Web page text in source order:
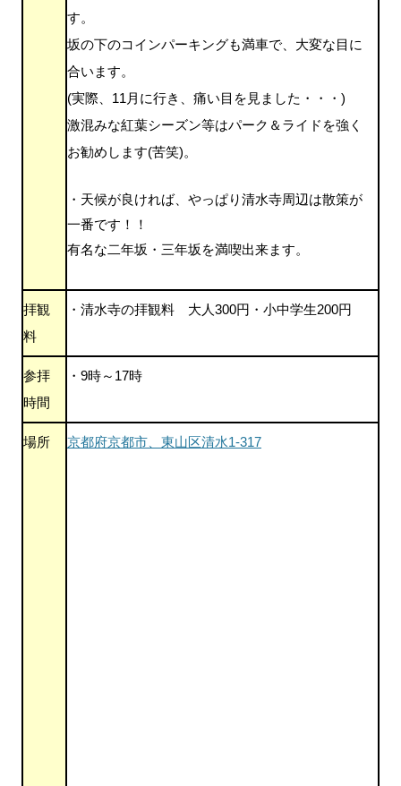
す。
坂の下のコインパーキングも満車で、大変な目に
合います。
(実際、11月に行き、痛い目を見ました・・・)
激混みな紅葉シーズン等はパーク＆ライドを強く
お勧めします(苦笑)。
・天候が良ければ、やっぱり清水寺周辺は散策が
一番です！！
有名な二年坂・三年坂を満喫出来ます。
拝観
料
・清水寺の拝観料 大人300円・小中学生200円
参拝
時間
・9時～17時
場所 京都府京都市、東山区清水1-317